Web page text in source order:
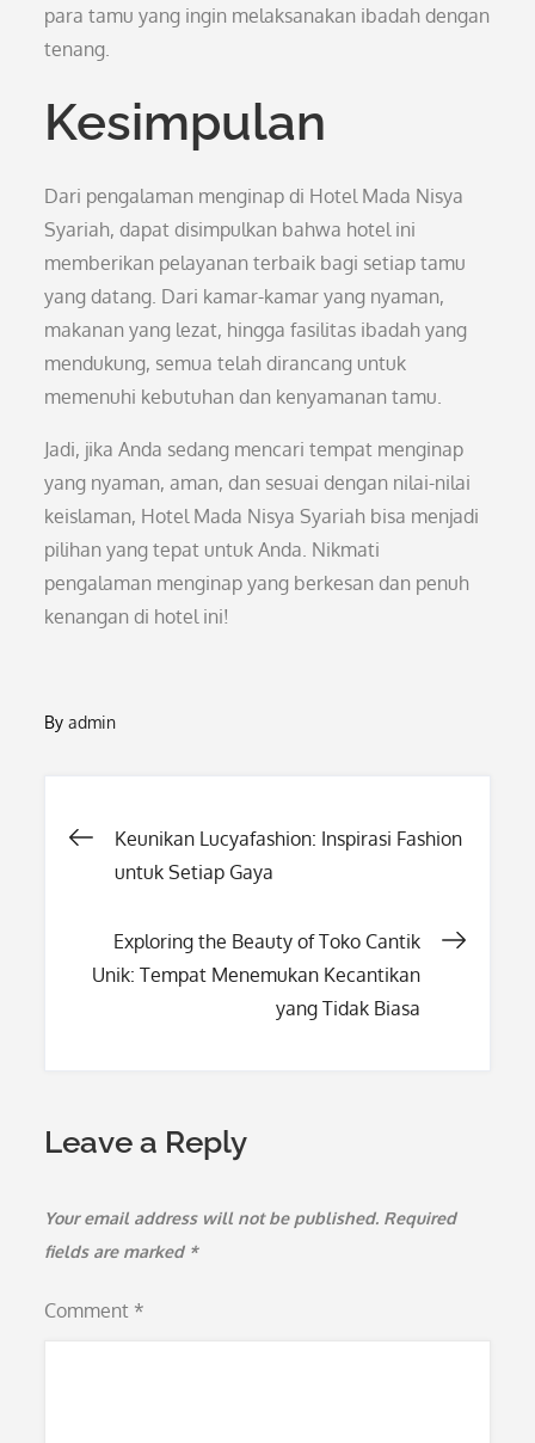
para tamu yang ingin melaksanakan ibadah dengan
tenang.
Kesimpulan
Dari pengalaman menginap di Hotel Mada Nisya
Syariah, dapat disimpulkan bahwa hotel ini
memberikan pelayanan terbaik bagi setiap tamu
yang datang. Dari kamar-kamar yang nyaman,
makanan yang lezat, hingga fasilitas ibadah yang
mendukung, semua telah dirancang untuk
memenuhi kebutuhan dan kenyamanan tamu.
Jadi, jika Anda sedang mencari tempat menginap
yang nyaman, aman, dan sesuai dengan nilai-nilai
keislaman, Hotel Mada Nisya Syariah bisa menjadi
pilihan yang tepat untuk Anda. Nikmati
pengalaman menginap yang berkesan dan penuh
kenangan di hotel ini!
Byadmin
Post
Keunikan Lucyafashion: Inspirasi Fashion
untuk Setiap Gaya
Exploring the Beauty of Toko Cantik
Unik: Tempat Menemukan Kecantikan
yang Tidak Biasa
Leave a Reply
Your email address will not be published. Required
fields are marked *
Comment *